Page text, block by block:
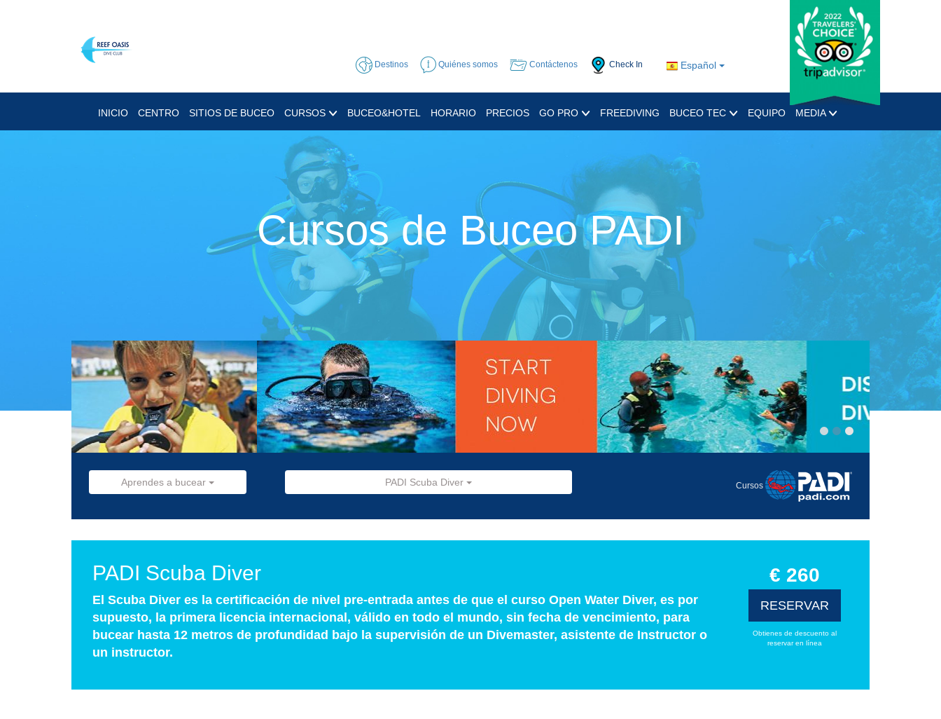
Español
Destinos Quiénes somos Contáctenos Check In
INICIO CENTRO SITIOS DE BUCEO CURSOS BUCEO&HOTEL HORARIO PRECIOS GO PRO FREEDIVING BUCEO TEC EQUIPO MEDIA
Cursos de Buceo PADI
Aprendes a bucear PADI Scuba Diver Cursos
PADI Scuba Diver
El Scuba Diver es la certificación de nivel pre-entrada antes de que el curso Open Water Diver, es por
supuesto, la primera licencia internacional, válido en todo el mundo, sin fecha de vencimiento, para
bucear hasta 12 metros de profundidad bajo la supervisión de un Divemaster, asistente de Instructor o
un instructor.
€ 260
RESERVAR
Obtienes de descuento al
reservar en línea